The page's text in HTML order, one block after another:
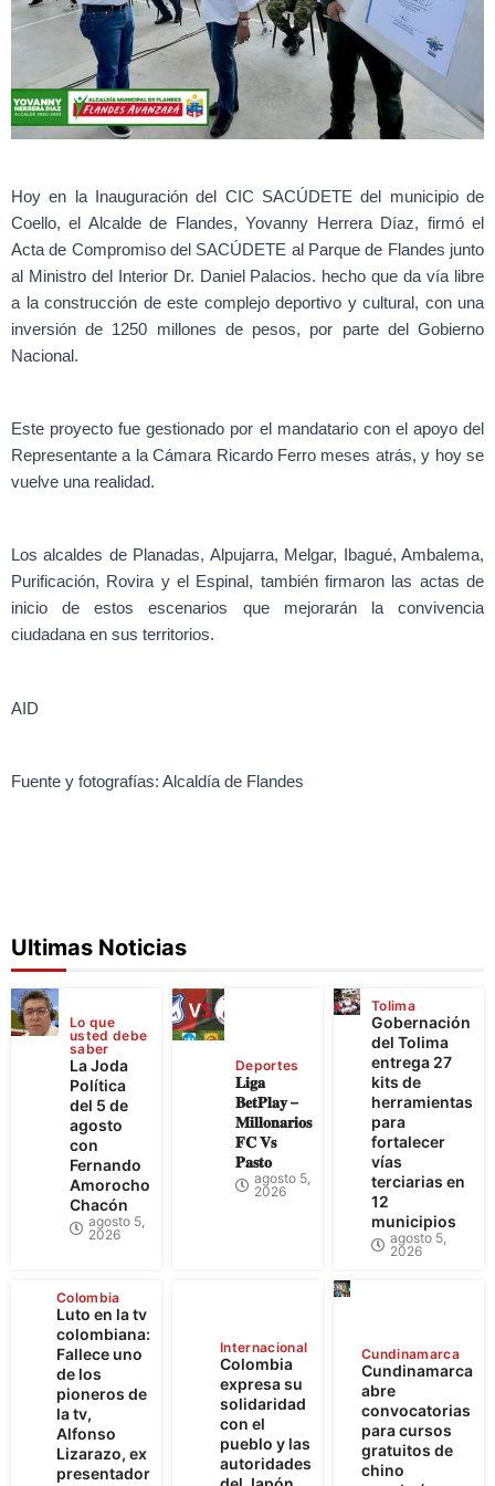
Hoy en la Inauguración del CIC SACÚDETE del municipio de
Coello, el Alcalde de Flandes, Yovanny Herrera Díaz, firmó el
Acta de Compromiso del SACÚDETE al Parque de Flandes junto
al Ministro del Interior Dr. Daniel Palacios. hecho que da vía libre
a la construcción de este complejo deportivo y cultural, con una
inversión de 1250 millones de pesos, por parte del Gobierno
Nacional.
Este proyecto fue gestionado por el mandatario con el apoyo del
Representante a la Cámara Ricardo Ferro meses atrás, y hoy se
vuelve una realidad.
Los alcaldes de Planadas, Alpujarra, Melgar, Ibagué, Ambalema,
Purificación, Rovira y el Espinal, también firmaron las actas de
inicio de estos escenarios que mejorarán la convivencia
ciudadana en sus territorios.
AID
Fuente y fotografías: Alcaldía de Flandes
Ultimas Noticias
Lo que
usted debe
saber
La Joda
Política
del 5 de
agosto
con
Fernando
Amorocho
Chacón
agosto 5,
2026
Deportes
𝐋𝐢𝐠𝐚
𝐁𝐞𝐭𝐏𝐥𝐚𝐲 –
𝐌𝐢𝐥𝐥𝐨𝐧𝐚𝐫𝐢𝐨𝐬
𝐅𝐂 𝐕𝐬
𝐏𝐚𝐬𝐭𝐨
agosto 5,
2026
Tolima
Gobernación
del Tolima
entrega 27
kits de
herramientas
para
fortalecer
vías
terciarias en
12
municipios
agosto 5,
2026
Colombia
Luto en la tv
colombiana:
Fallece uno
de los
pioneros de
la tv,
Alfonso
Lizarazo, ex
presentador
Internacional
Colombia
expresa su
solidaridad
con el
pueblo y las
autoridades
Cundinamarca
Cundinamarca
abre
convocatorias
para cursos
gratuitos de
chino